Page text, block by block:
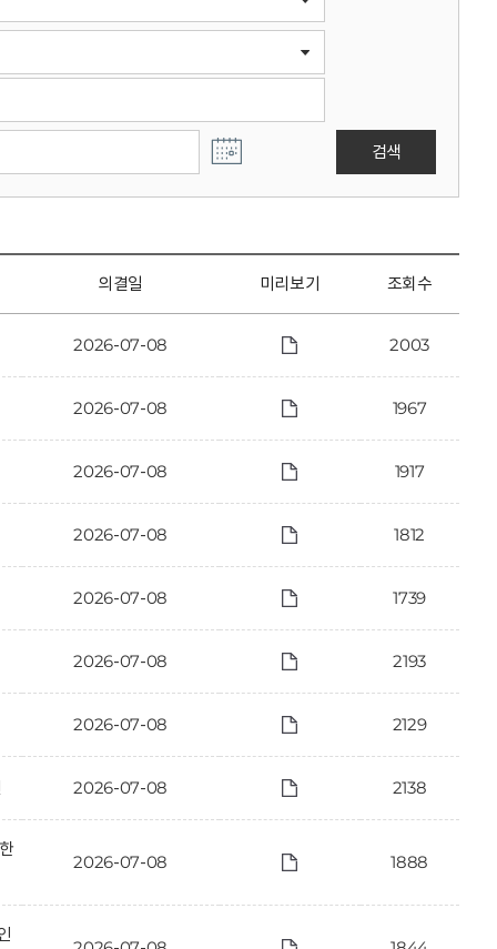
검색
의결일 미리보기 조회수
2026-07-08 2003
2026-07-08 1967
2026-07-08 1917
2026-07-08 1812
2026-07-08 1739
2026-07-08 2193
2026-07-08 2129
2026-07-08 2138
2026-07-08 1888